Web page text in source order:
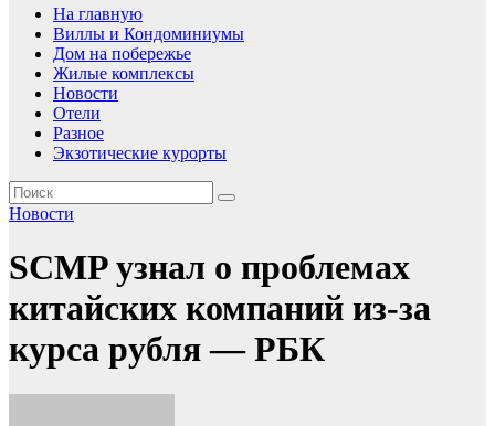
На главную
Виллы и Кондоминиумы
Дом на побережье
Жилые комплексы
Новости
Отели
Разное
Экзотические курорты
Новости
SCMP узнал о проблемах
китайских компаний из-за
курса рубля — РБК